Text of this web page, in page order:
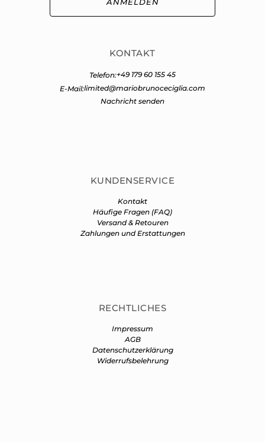
KONTAKT
Telefon:+49 179 60 155 45
E-Mail:limited@mariobrunoceciglia.com
Nachricht senden
KUNDENSERVICE
Kontakt
Häufige Fragen (FAQ)
Versand & Retouren
Zahlungen und Erstattungen
RECHTLICHES
Impressum
AGB
Datenschutzerklärung
Widerrufsbelehrung